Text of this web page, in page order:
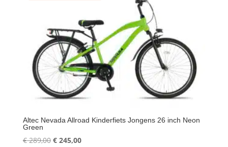
Altec Nevada Allroad Kinderfiets Jongens 26 inch Neon
Green
€289,00 Oorspronkelijke
€245,00Huidige